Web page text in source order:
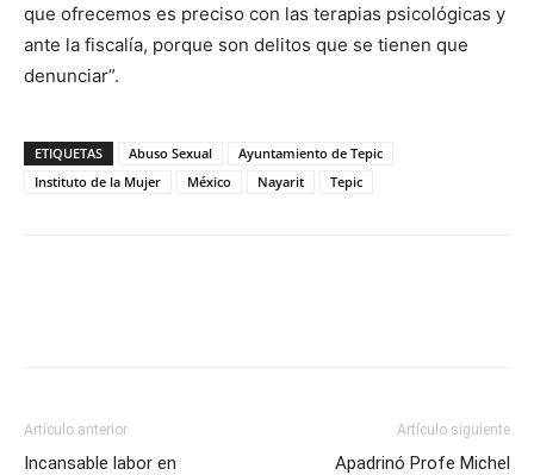
que ofrecemos es preciso con las terapias psicológicas y
ante la fiscalía, porque son delitos que se tienen que
denunciar”.
ETIQUETAS Abuso Sexual
Ayuntamiento de Tepic
Instituto de la Mujer
México Nayarit Tepic
Artículo anterior
Incansable labor en
Artículo siguiente
Apadrinó Profe Michel